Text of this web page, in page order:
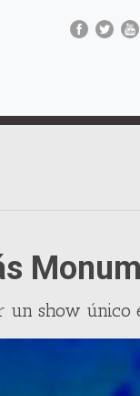
un show único